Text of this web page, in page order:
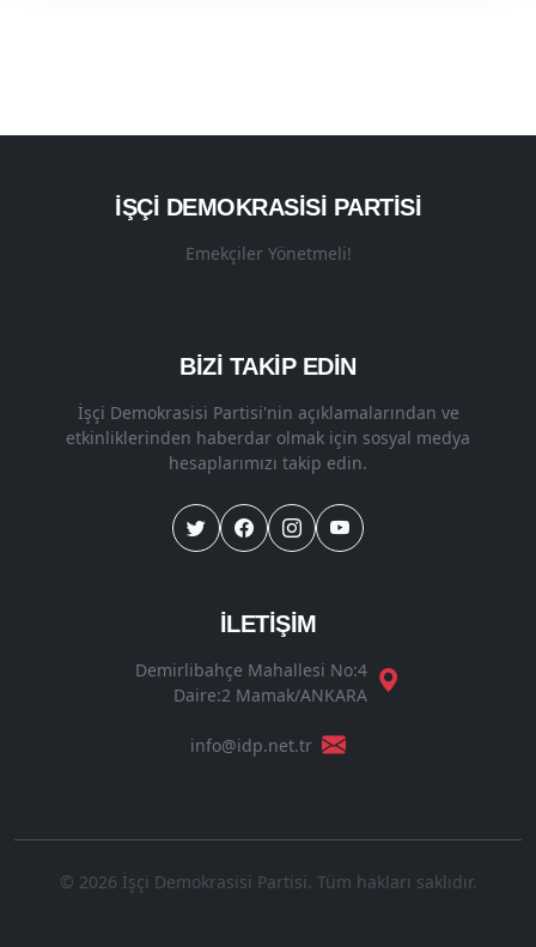
İŞÇI DEMOKRASISI PARTISI
Emekçiler Yönetmeli!
BİZİ TAKİP EDİN
İşçi Demokrasisi Partisi'nin açıklamalarından ve
etkinliklerinden haberdar olmak için sosyal medya
hesaplarımızı takip edin.
İLETİŞİM
Demirlibahçe Mahallesi No:4
Daire:2 Mamak/ANKARA
info@idp.net.tr
© 2026 İşçi Demokrasisi Partisi. Tüm hakları saklıdır.